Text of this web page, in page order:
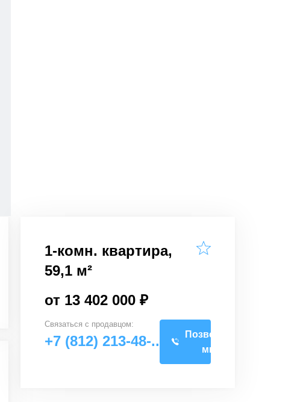
1-комн. квартира,
59,1 м²
от 13 402 000 ₽
Связаться с продавцом:
+7 (812) 213-48-..
Позвоните
мне